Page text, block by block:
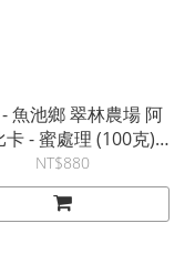
魚池鄉 翠林農場 阿
卡 - 蜜處理 (100克)
烘焙) (淺焙)
NT$880